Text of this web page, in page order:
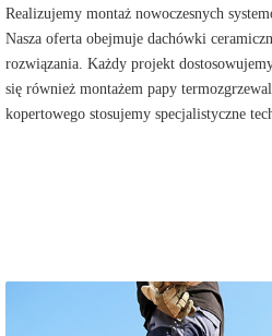
Realizujemy montaż nowoczesnych
Nasza oferta obejmuje dachówki
rozwiązania. Każdy projekt
się również montażem papy
kopertowego stosujemy specjalistyczne